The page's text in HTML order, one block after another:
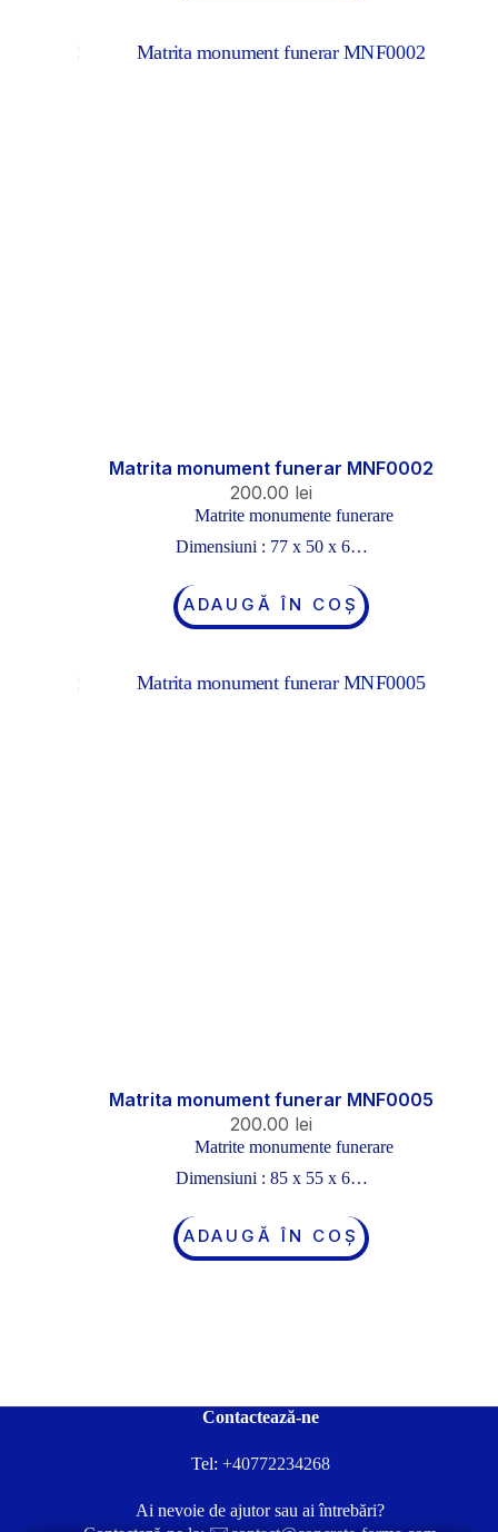
Matrita monument funerar MNF0002
200.00 lei
Matrite monumente funerare
Dimensiuni : 77 x 50 x 6…
ADAUGĂ ÎN COȘ
Matrita monument funerar MNF0005
200.00 lei
Matrite monumente funerare
Dimensiuni : 85 x 55 x 6…
ADAUGĂ ÎN COȘ
Contactează-ne
Tel: +40772234268
Ai nevoie de ajutor sau ai întrebări?